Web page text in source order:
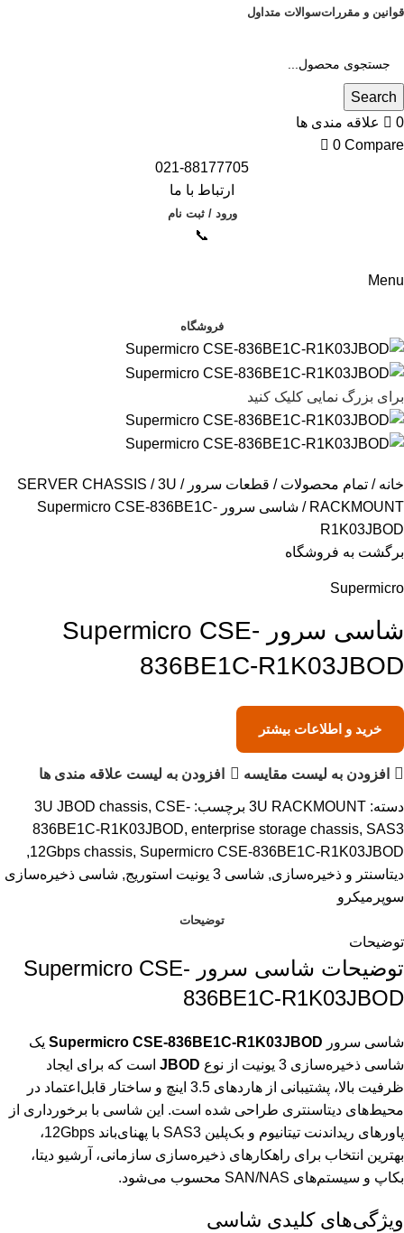
قوانین و مقرراتسوالات متداول
Search
0
علاقه مندی ها
0 Compare
021-88177705
ارتباط با ما
ورود / ثبت نام
📞
Menu
فروشگاه
برای بزرگ نمایی کلیک کنید
خانه تمام محصولات قطعات سرور SERVER CHASSIS
3U
RACKMOUNT
شاسی سرور Supermicro CSE-836BE1C-
R1K03JBOD
برگشت به فروشگاه
Supermicro
شاسی سرور Supermicro CSE-
836BE1C-R1K03JBOD
خرید و اطلاعات بیشتر
افزودن به لیست مقایسه افزودن به لیست علاقه مندی ها
دسته: 3U RACKMOUNT برچسب: 3U JBOD chassis, CSE-
836BE1C-R1K03JBOD, enterprise storage chassis, SAS3
12Gbps chassis, Supermicro CSE-836BE1C-R1K03JBOD
,
دیتاسنتر و ذخیره‌سازی, شاسی 3 یونیت استوریج , شاسی ذخیره‌سازی
سوپرمیکرو
توضیحات
توضیحات
توضیحات شاسی سرور Supermicro CSE-
836BE1C-R1K03JBOD
شاسی سرور Supermicro CSE-836BE1C-R1K03JBOD یک
شاسی ذخیره‌سازی 3 یونیت از نوع
JBOD است که برای ایجاد
ظرفیت بالا، پشتیبانی از هاردهای 3.5 اینچ و ساختار قابل‌اعتماد در
محیط‌های دیتاسنتری طراحی شده است. این شاسی با برخورداری از
پاورهای ریداندنت تیتانیوم و بک‌پلین SAS3 با پهنای‌باند 12Gbps،
بهترین انتخاب برای راهکارهای ذخیره‌سازی سازمانی، آرشیو دیتا،
بکاپ و سیستم‌های SAN/NAS محسوب می‌شود.
ویژگی‌های کلیدی شاسی